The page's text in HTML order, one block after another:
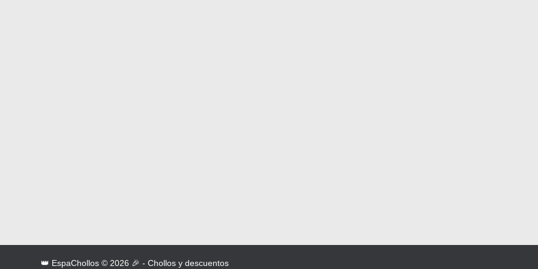
👑 EspaChollos © 2026 🎉 - Chollos y descuentos